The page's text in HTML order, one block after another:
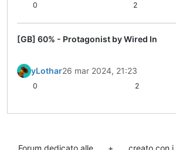
0 2
[GB] 60% - Protagonist by Wired In
yLothar26 mar 2024, 21:23
0 2